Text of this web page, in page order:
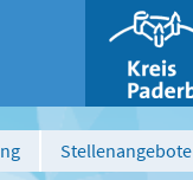
Stellenangebote